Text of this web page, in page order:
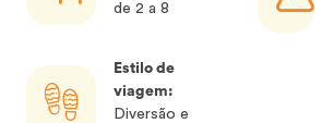
de 2 a 8
Estilo de
viagem:
Diversão e